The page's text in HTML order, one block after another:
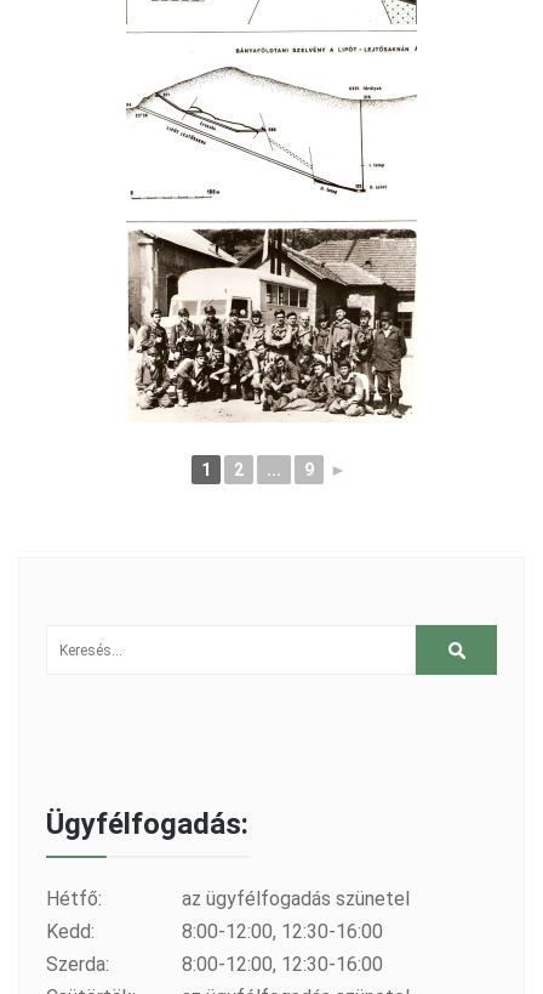
1 2 ... 9 ►
Ügyfélfogadás:
Hétfő:
az ügyfélfogadás szünetel
Kedd:
8:00-12:00, 12:30-16:00
Szerda:
8:00-12:00, 12:30-16:00